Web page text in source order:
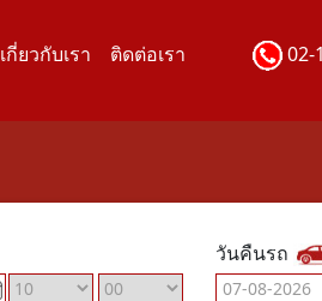
เกี่ยวกับเรา ติดต่อเรา 02-
วันคืนรถ